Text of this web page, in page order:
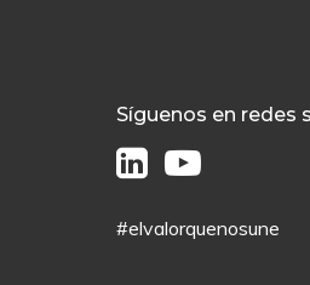
Síguenos en redes
#elvalorquenosune